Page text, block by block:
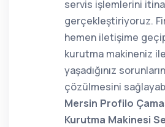
servis işlemlerini
gerçekleştiriyoruz.
hemen iletişime
kurutma makineniz
yaşadığınız sorunların
çözülmesini
Mersin Profilo
Kurutma Makinesi